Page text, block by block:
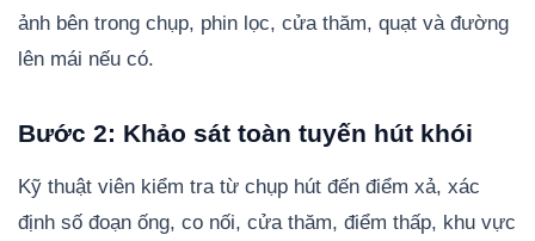
ảnh bên trong chụp, phin lọc, cửa thăm, quạt và đường
lên mái nếu có.
Bước 2: Khảo sát toàn tuyến hút khói
Kỹ thuật viên kiểm tra từ chụp hút đến điểm xả, xác
định số đoạn ống, co nối, cửa thăm, điểm thấp, khu vực